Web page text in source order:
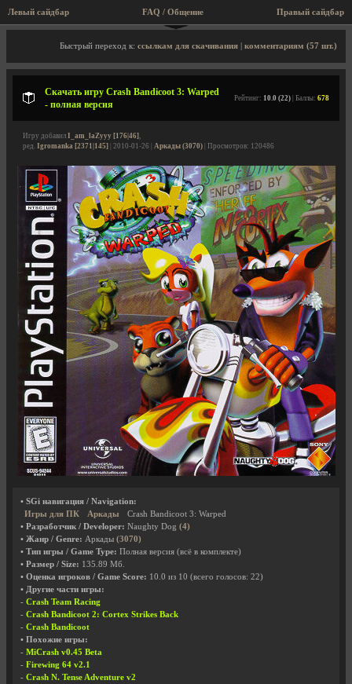
Левый сайдбар Правый сайдбар
FAQ / Общение
Описание игры, скриншоты, видео
Быстрый переход к: ссылкам для скачивания комментариям (57 шт.)
Скачать игру Crash Bandicoot 3: Warped
- полная версия
Рейтинг: 10.0 (22) | Баллы: 678
Игру добавил I_am_laZyyy [176|46],
ред. Igromanka [2371|145] | 2010-01-26 | Аркады (3070) | Просмотров: 120486
• SGi навигация / Navigation:
Игры для ПК
Аркады
Crash Bandicoot 3: Warped
• Разработчик / Developer: Naughty Dog (4)
• Жанр / Genre: Аркады (3070)
• Тип игры / Game Type: Полная версия (всё в комплекте)
• Размер / Size: 135.89 Мб.
• Оценка игроков / Game Score: 10.0 из 10 (всего голосов: 22)
• Другие части игры:
- Crash Team Racing
- Crash Bandicoot 2: Cortex Strikes Back
- Crash Bandicoot
• Похожие игры:
- MiCrash v0.45 Beta
- Firewing 64 v2.1
- Crash N. Tense Adventure v2